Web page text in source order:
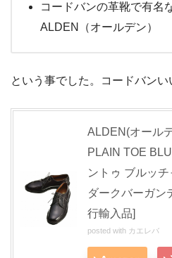
コードバンの革靴で有名
ALDEN（オールデン）
という事でした。コードバンい
ALDEN(オール
PLAIN TOE
ントゥ ブルッ
ダークバーガン
行輸入品]
posted with カエレバ